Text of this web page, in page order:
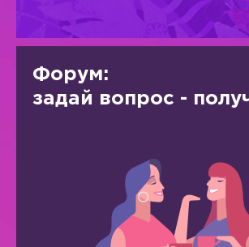
Форум:
задай вопрос -